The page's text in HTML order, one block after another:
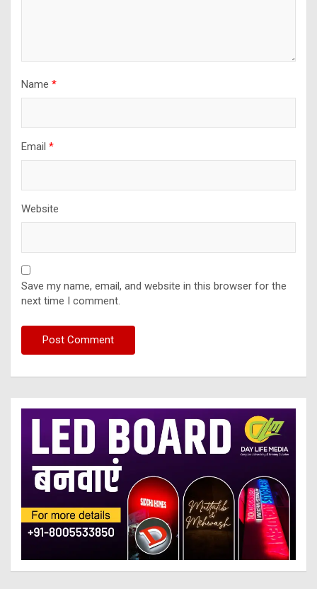
Name *
Email *
Website
Save my name, email, and website in this browser for the
next time I comment.